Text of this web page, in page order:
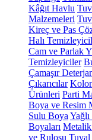
Kâğıt Havlu
Malzemeleri
Kireç ve Pas
Halı
Cam ve Parlak
Temizleyiciler
Çamaşır
Çıkarıcılar
Ürünleri Parti
Boya ve Resim
Sulu Boya
Boyaları
ve Rulosu Tuval